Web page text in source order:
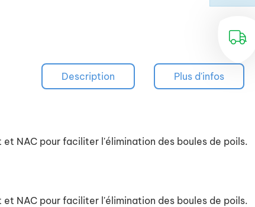
Description Plus d'infos
NAC pour faciliter l'élimination des boules de poils.
NAC pour faciliter l'élimination des boules de poils.